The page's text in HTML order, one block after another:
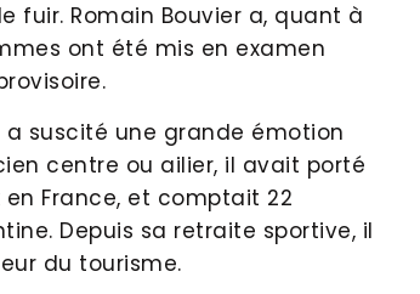
fuir. Romain Bouvier a, quant à
ont été mis en examen
a suscité une grande émotion
centre ou ailier, il avait porté
en France, et comptait 22
Depuis sa retraite sportive, il
du tourisme.